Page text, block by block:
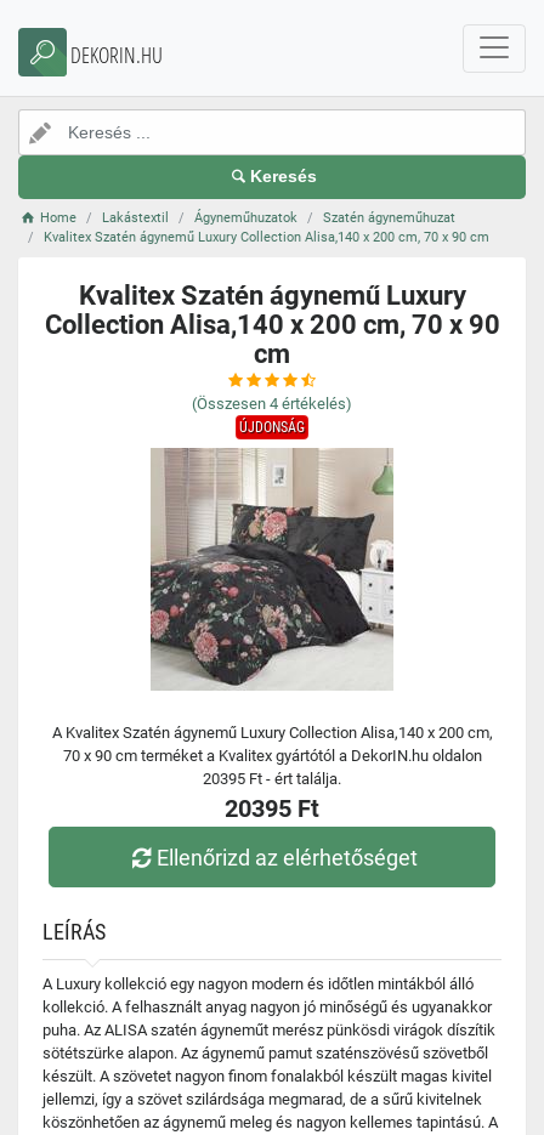
DEKORIN.HU
Keresés
Home Lakástextil Ágyneműhuzatok
Szatén ágyneműhuzat
Kvalitex Szatén ágynemű Luxury Collection Alisa,140 x 200 cm, 70 x 90 cm
Kvalitex Szatén ágynemű Luxury
Collection Alisa,140 x 200 cm, 70 x 90
cm
(Összesen 4 értékelés)
ÚJDONSÁG
A Kvalitex Szatén ágynemű Luxury Collection Alisa,140 x 200 cm,
70 x 90 cm terméket a Kvalitex gyártótól a DekorIN.hu oldalon
20395 Ft - ért találja.
20395 Ft
Ellenőrizd az elérhetőséget
LEÍRÁS
A Luxury kollekció egy nagyon modern és időtlen mintákból álló
kollekció. A felhasznált anyag nagyon jó minőségű és ugyanakkor
puha. Az ALISA szatén ágyneműt merész pünkösdi virágok díszítik
sötétszürke alapon. Az ágynemű pamut szaténszövésű szövetből
készült. A szövetet nagyon finom fonalakból készült magas kivitel
jellemzi, így a szövet szilárdsága megmarad, de a sűrű kivitelnek
köszönhetően az ágynemű meleg és nagyon kellemes tapintású. A